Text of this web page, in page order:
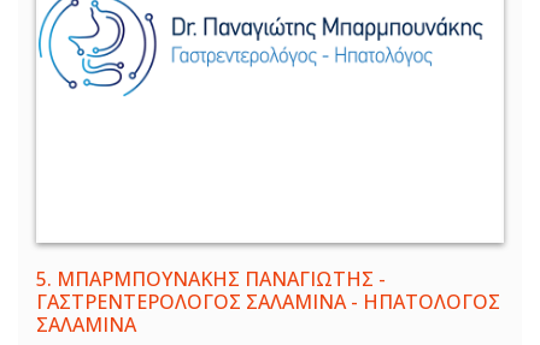
5. ΜΠΑΡΜΠΟΥΝΑΚΗΣ ΠΑΝΑΓΙΩΤΗΣ -
ΓΑΣΤΡΕΝΤΕΡΟΛΟΓΟΣ ΣΑΛΑΜΙΝΑ - ΗΠΑΤΟΛΟΓΟΣ
ΣΑΛΑΜΙΝΑ